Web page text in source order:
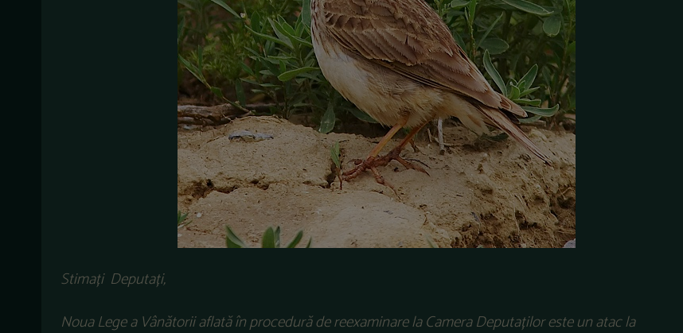
Stimați Deputați,
Noua Lege a Vânătorii aflată în procedură de reexaminare la Camera Deputaților este un atac la